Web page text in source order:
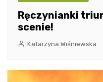
Ręczynianki
scenie!
Katarzyna Wiśniewska